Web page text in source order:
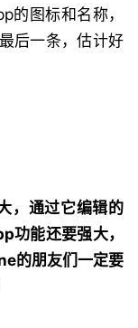
的图标和名称，
后一条，估计好
，通过它编辑的
功能还要强大，
的朋友们一定要